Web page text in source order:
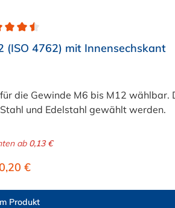
(ISO 4762) mit Innensechskant
die Gewinde M6 bis M12
und Edelstahl gewählt werden.
ab0,13 €
Preis:
€
Produkt